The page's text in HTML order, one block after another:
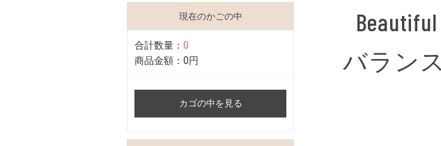
現在のかごの中
合計数量： 0
商品金額： 0円
カゴの中を見る
バラン